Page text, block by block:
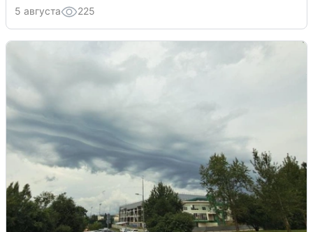
5 августа 225